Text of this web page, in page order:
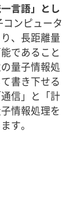
言語」とし
ンピュータ
、長距離量
であること
量子情報処
書き下せる
信」と「計
情報処理を
す。